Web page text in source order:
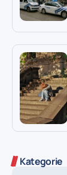
Kategorie